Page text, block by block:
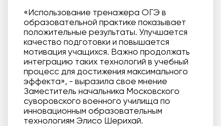
«Использование тренажера ОГЭ в
образовательной практике показывает
положительные результаты. Улучшается
качество подготовки и повышается
мотивация учащихся. Важно продолжать
интеграцию таких технологий в учебный
процесс для достижения максимального
эффекта», - выразила свое мнение
Заместитель начальника Московского
суворовского военного училища по
инновационным образовательным
технологиям Элисо Шерихай.